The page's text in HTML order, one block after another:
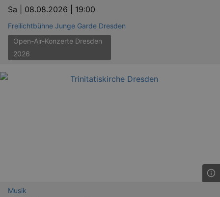
Sa | 08.08.2026 | 19:00
Freilichtbühne Junge Garde Dresden
Open-Air-Konzerte Dresden
2026
Musik